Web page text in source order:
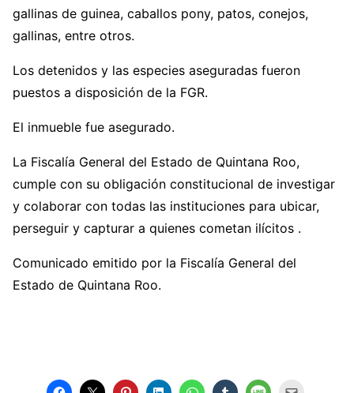
gallinas de guinea, caballos pony, patos, conejos,
gallinas, entre otros.
Los detenidos y las especies aseguradas fueron
puestos a disposición de la FGR.
El inmueble fue asegurado.
La Fiscalía General del Estado de Quintana Roo,
cumple con su obligación constitucional de investigar
y colaborar con todas las instituciones para ubicar,
perseguir y capturar a quienes cometan ilícitos .
Comunicado emitido por la Fiscalía General del
Estado de Quintana Roo.